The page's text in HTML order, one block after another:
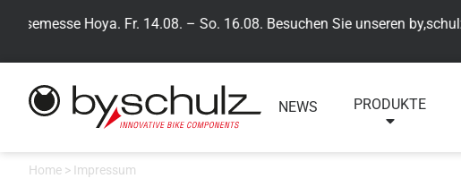
Hoya. Fr. 14.08. – So. 16.08. Besuchen Sie unseren
NEWS PRODUKTE
Home > Impressum